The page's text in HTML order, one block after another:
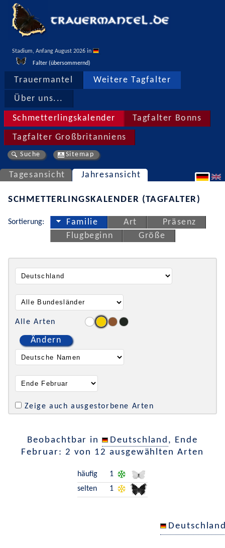
Stadium, Anfang August 2026 in
Falter (übersommernd)
Trauermantel Weitere Tagfalter
Über uns...
Schmetterlingskalender Tagfalter Bonns
Tagfalter Großbritanniens
Suche Sitemap
Tagesansicht Jahresansicht
SCHMETTERLINGSKALENDER (TAGFALTER)
Sortierung: Familie Art
Präsenz
Flugbeginn
Größe
Alle Arten
Ändern
Zeige auch ausgestorbene Arten
Beobachtbar in Deutschland , Ende
Februar: 2 von 12 ausgewählten Arten
häufig
1
selten
1